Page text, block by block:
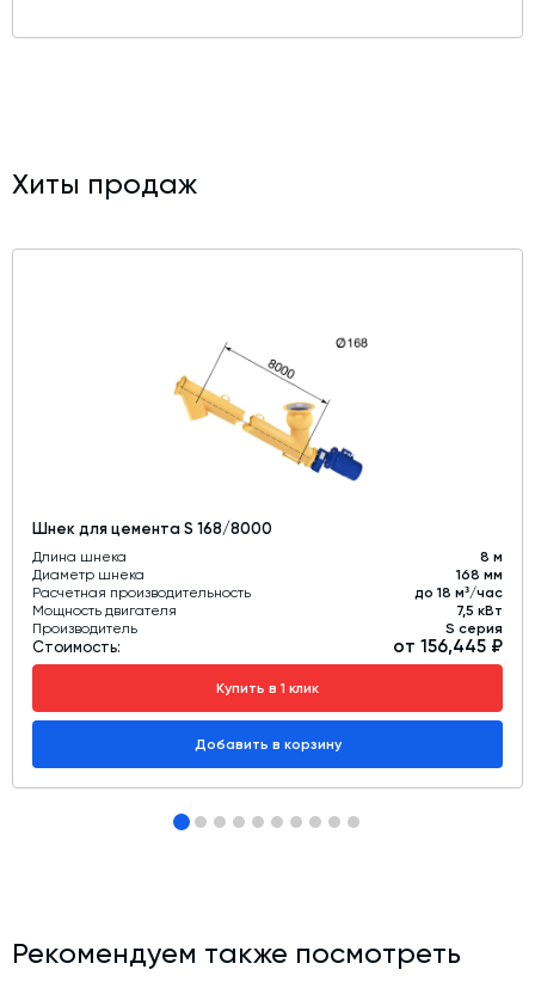
Хиты продаж
Шнек для цемента S 168/8000
Длина шнека
8 м
Диаметр шнека
168 мм
Расчетная производительность
до 18 м³/час
Мощность двигателя
7,5 кВт
Производитель
S серия
Стоимость: от 156,445 ₽
Купить в 1 клик
Добавить в корзину
Рекомендуем также посмотреть